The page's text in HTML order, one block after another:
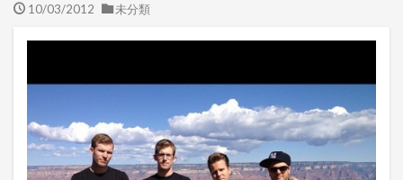
10/03/2012 未分類